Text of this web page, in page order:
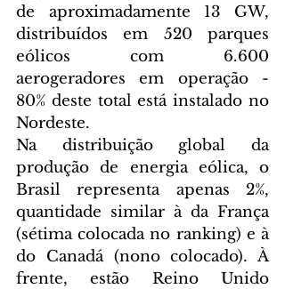
de aproximadamente 13 GW,
distribuídos em 520 parques
eólicos com 6.600
aerogeradores em operação -
80% deste total está instalado no
Nordeste.
Na distribuição global da
produção de energia eólica, o
Brasil representa apenas 2%,
quantidade similar à da França
(sétima colocada no ranking) e à
do Canadá (nono colocado). À
frente, estão Reino Unido